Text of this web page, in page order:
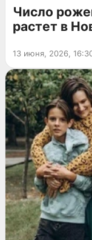
Число
растет в
13 июня, 2026,